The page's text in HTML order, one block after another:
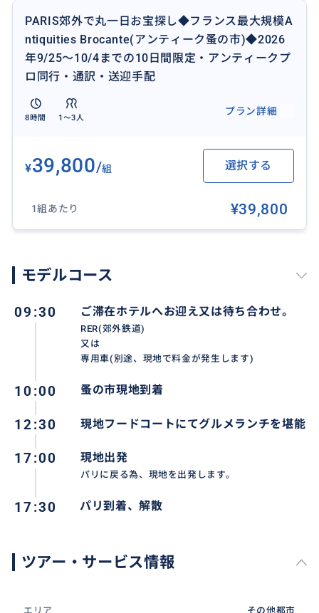
考慮して、ハイヤー代はお客様にご負担いただく形で
手配させていただきますが、パリから12キロほどです
ので1台(ガイド含めて4名まで)40ユーロ前後です。
※秋は9月下旬から10日間限定、その期間は毎日10
時〜19時までの営業となっております。
※最低執行人数は1名、3名様まで1グループ同料金とし
ていますので、4名様以上は2グループとなります。
特に鴨専門店は絶品！フォアグラが乗った鴨のソテー
PARIS郊外で丸一日お宝探し◆フランス最大規模A
ntiquities Brocante(アンティーク蚤の市)◆2026
年9/25〜10/4までの10日間限定・アンティークプ
ロ同行・通訳・送迎手配
8時間 1〜3人
プラン詳細
¥39,800/組 選択する
1組あたり ¥39,800
モデルコース
09:30 ご滞在ホテルへお迎え又は待ち合わせ。
RER(郊外鉄道)
又は
専用車(別途、現地で料金が発生します)
10:00 蚤の市現地到着
12:30 現地フードコートにてグルメランチを堪能
17:00 現地出発
パリに戻る為、現地を出発します。
17:30 パリ到着、解散
ツアー・サービス情報
エリア その他都市